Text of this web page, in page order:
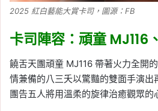
2025 紅白藝能大賞卡司，圖源：FB
卡司陣容：頑童 MJ116
饒舌天團頑童 MJ116 帶著火力全開
情兼備的八三夭以驚豔的雙面手演出
團告五人將用溫柔的旋律治癒觀眾的